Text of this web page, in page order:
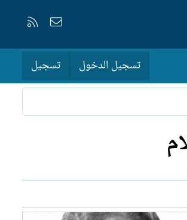
إتصل بنا
تسجيل الدخول تسجيل